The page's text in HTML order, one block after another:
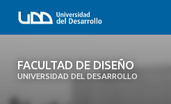
FACULTAD DE DISEÑO
UNIVERSIDAD DEL DESARROLLO
FACULTAD DE DISEÑO
INICIO